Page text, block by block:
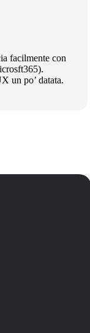
facilmente con
un po’ datata.